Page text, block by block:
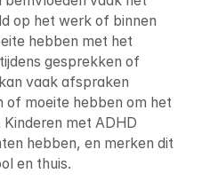
op het werk of binnen
hebben met het
gesprekken of
vaak afspraken
of moeite hebben om het
Kinderen met ADHD
hebben, en merken dit
en thuis.